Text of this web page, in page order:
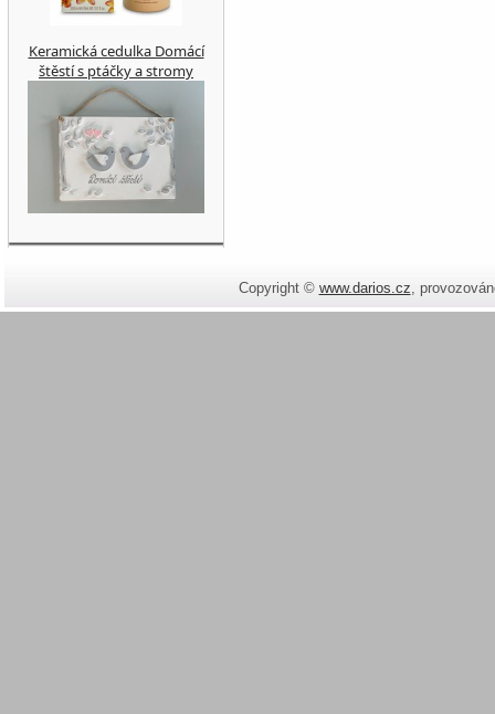
Keramická cedulka Domácí
štěstí s ptáčky a stromy
Copyright © www.darios.cz,